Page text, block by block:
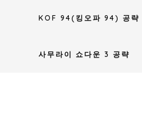
KOF 94(킹오파 94) 공략
사무라이 쇼다운 3 공략